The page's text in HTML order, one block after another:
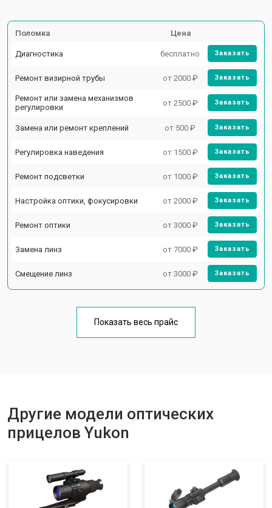
Поломка Цена
Диагностика бесплатно Заказать
Ремонт визирной трубы от 2000 ₽ Заказать
Ремонт или замена механизмов
регулировки
от 2500 ₽ Заказать
Замена или ремонт креплений от 500 ₽ Заказать
Регулировка наведения от 1500 ₽ Заказать
Ремонт подсветки от 1000 ₽ Заказать
Настройка оптики, фокусировки от 2000 ₽ Заказать
Ремонт оптики от 3000 ₽ Заказать
Замена линз от 7000 ₽ Заказать
Смещение линз от 3000 ₽ Заказать
Показать весь прайс
Другие модели оптических
прицелов Yukon